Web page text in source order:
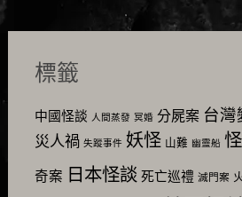
標籤
中國怪談 人間蒸發 冥婚 分屍案 台灣
災人禍 失蹤事件 妖怪 山難 幽靈船
奇案 日本怪談 死亡巡禮 滅門案